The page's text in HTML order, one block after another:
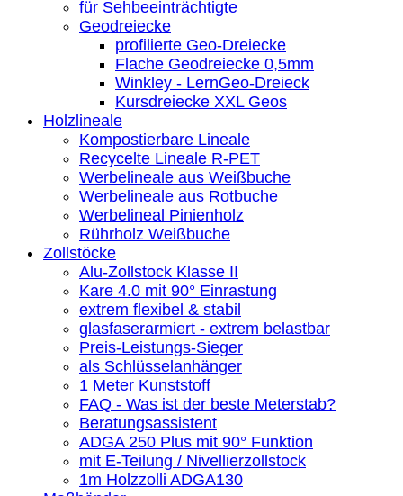
für Sehbeeinträchtigte
Geodreiecke
profilierte Geo-Dreiecke
Flache Geodreiecke 0,5mm
Winkley - LernGeo-Dreieck
Kursdreiecke XXL Geos
Holzlineale
Kompostierbare Lineale
Recycelte Lineale R-PET
Werbelineale aus Weißbuche
Werbelineale aus Rotbuche
Werbelineal Pinienholz
Rührholz Weißbuche
Zollstöcke
Alu-Zollstock Klasse II
Kare 4.0 mit 90° Einrastung
extrem flexibel & stabil
glasfaserarmiert - extrem belastbar
Preis-Leistungs-Sieger
als Schlüsselanhänger
1 Meter Kunststoff
FAQ - Was ist der beste Meterstab?
Beratungsassistent
ADGA 250 Plus mit 90° Funktion
mit E-Teilung / Nivellierzollstock
1m Holzzolli ADGA130